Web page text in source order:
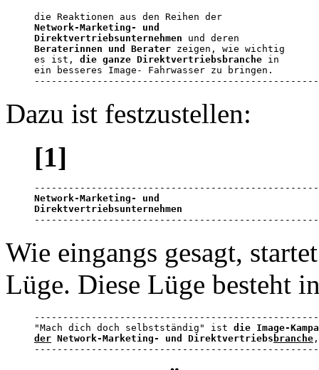
Network-Marketing- und
Direktvertriebsunternehmen
Beraterinnen und Berater zeigen, wie
es ist, die ganze Direktvertriebsbranche
ein besseres Image- Fahrwasser zu bringen.
Dazu ist festzustellen:
[1]
Network-Marketing- und
Direktvertriebsunternehmen
Wie eingangs gesagt,
Lüge. Diese Lüge besteht
"Mach dich doch selbstständig" ist
der Network-Marketing- und Direktvertriebs branche